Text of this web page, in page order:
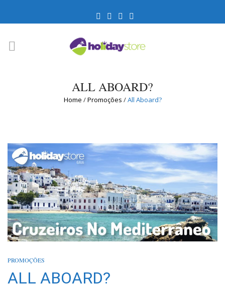
ALL ABOARD?
Home /Promoções /All Aboard?
PROMOÇÕES
ALL ABOARD?